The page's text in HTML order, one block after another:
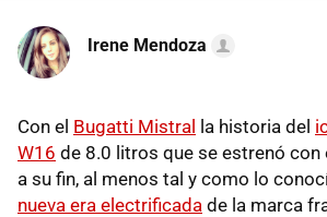
Irene Mendoza
Con el Bugatti Mistral la historia del
W16 de 8.0 litros que se estrenó con
a su fin, al menos tal y como lo
nueva era electrificada de la marca